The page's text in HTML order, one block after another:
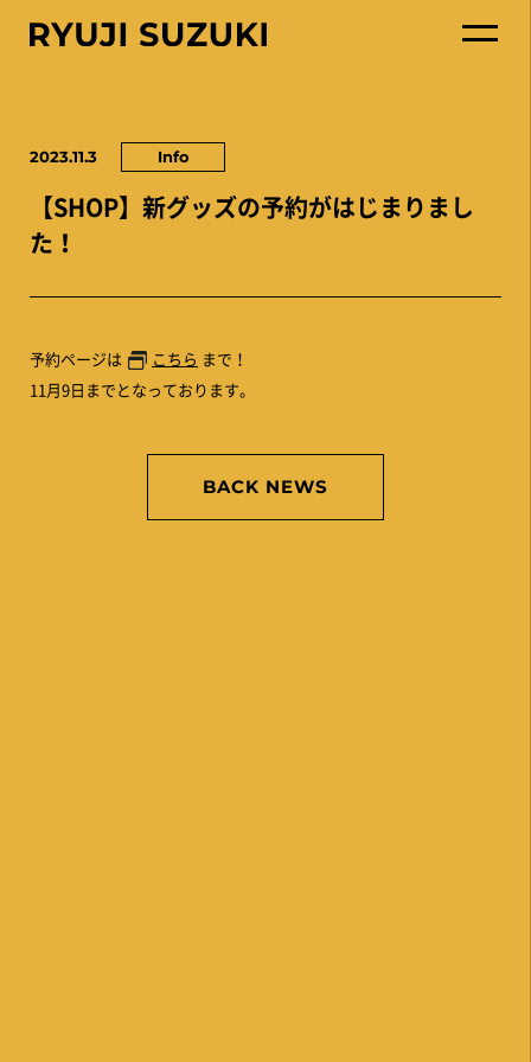
2023.11.3 Info
【SHOP】新グッズの予約がはじまりまし
た！
予約ページは こちら まで！
11月9日までとなっております。
BACK NEWS